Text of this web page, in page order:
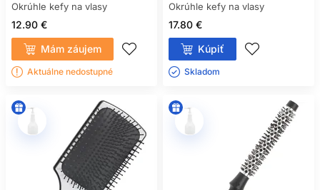
Okrúhle kefy na vlasy
12.90 €
Mám záujem
Aktuálne nedostupné
Okrúhle kefy na vlasy
17.80 €
Kúpiť
Skladom ㅤ